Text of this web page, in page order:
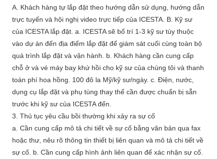
A. Khách hàng tự lắp đặt theo hướng dẫn sử dụng, hướng dẫn
trực tuyến và hội nghị video trực tiếp của ICESTA. B. Kỹ sư
của ICESTA lắp đặt. a. ICESTA sẽ bố trí 1-3 kỹ sư tùy thuộc
vào dự án đến địa điểm lắp đặt để giám sát cuối cùng toàn bộ
quá trình lắp đặt và vận hành. b. Khách hàng cần cung cấp
chỗ ở và vé máy bay khứ hồi cho kỹ sư của chúng tôi và thanh
toán phí hoa hồng. 100 đô la Mỹ/kỹ sư/ngày. c. Điện, nước,
dụng cụ lắp đặt và phụ tùng thay thế cần được chuẩn bị sẵn
trước khi kỹ sư của ICESTA đến.
3. Thủ tục yêu cầu bồi thường khi xảy ra sự cố
a. Cần cung cấp mô tả chi tiết về sự cố bằng văn bản qua fax
hoặc thư, nêu rõ thông tin thiết bị liên quan và mô tả chi tiết về
sự cố. b. Cần cung cấp hình ảnh liên quan để xác nhận sự cố.